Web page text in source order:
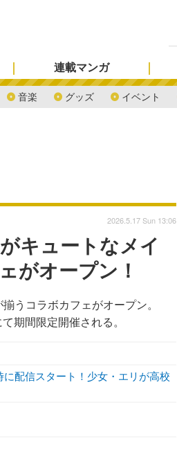
音楽 グッズ イベント
連載マンガ
キュートなメイ
がオープン！
うコラボカフェがオープン。
期間限定開催される。
2026.5.17 Sun 13:06
に配信スタート！少女・エリが高校